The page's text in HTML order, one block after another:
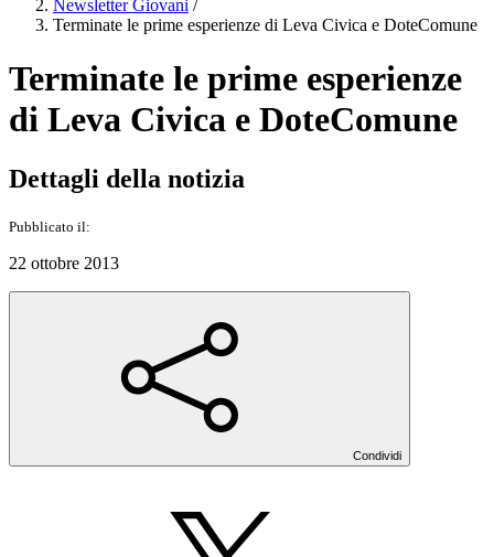
Newsletter Giovani /
Terminate le prime esperienze di Leva Civica e DoteComune
Terminate le prime esperienze
di Leva Civica e DoteComune
Dettagli della notizia
Pubblicato il:
22 ottobre 2013
Condividi